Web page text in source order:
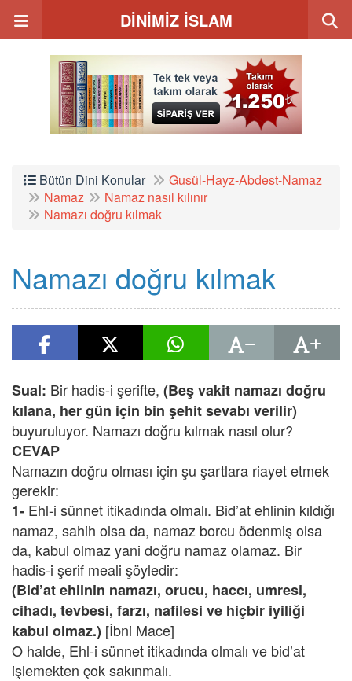
DİNİMİZ İSLAM
Bütün Dini Konular
Gusül-Hayz-Abdest-Namaz
Namaz
Namaz nasıl kılınır
Namazı doğru kılmak
Namazı doğru kılmak
Sual: Bir hadis-i şerifte, (Beş vakit namazı doğru
kılana, her gün için bin şehit sevabı verilir)
buyuruluyor. Namazı doğru kılmak nasıl olur?
CEVAP
Namazın doğru olması için şu şartlara riayet etmek
gerekir:
1- Ehl-i sünnet itikadında olmalı. Bid’at ehlinin kıldığı
namaz, sahih olsa da, namaz borcu ödenmiş olsa
da, kabul olmaz yani doğru namaz olamaz. Bir
hadis-i şerif meali şöyledir:
(Bid’at ehlinin namazı, orucu, haccı, umresi,
cihadı, tevbesi, farzı, nafilesi ve hiçbir iyiliği
kabul olmaz.) [İbni Mace]
O halde, Ehl-i sünnet itikadında olmalı ve bid’at
işlemekten çok sakınmalı.